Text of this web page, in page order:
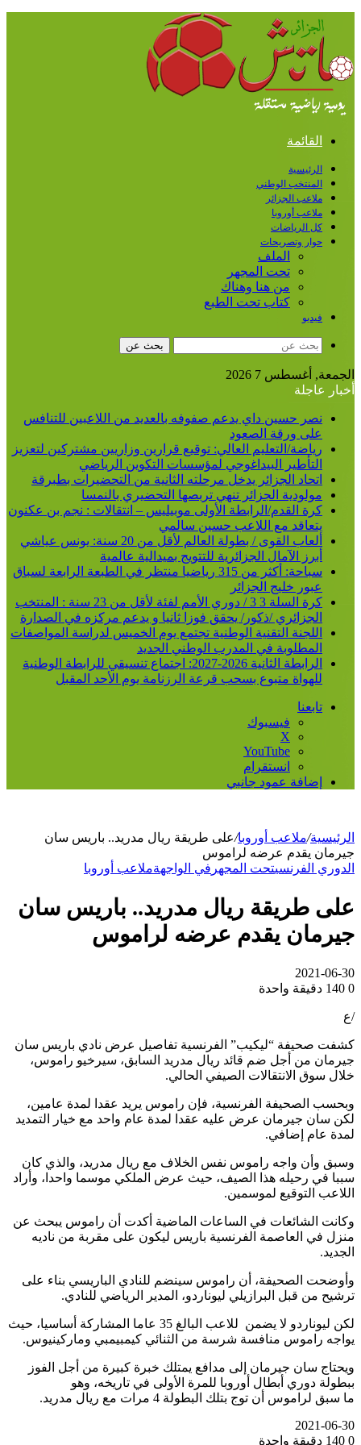
القائمة
الرئيسية
المنتخب الوطني
ملاعب الجزائر
ملاعب أوروبا
كل الرياضات
حوار وتصريحات
الملف
تحت المجهر
من هنا وهناك
كتاب تحت الطبع
فيديو
بحث عن
الجمعة, أغسطس 7 2026
أخبار عاجلة
نصر حسين داي يدعم صفوفه بالعديد من اللاعبين للتنافس
على ورقة الصعود
رياضة/التعليم العالي: توقيع قرارين وزاريين مشتركين لتعزيز
التأطير البيداغوجي لمؤسسات التكوين الرياضي
اتحاد الجزائر يدخل مرحلته الثانية من التحضيرات بطبرقة
مولودية الجزائر تنهي تربصها التحضيري بالنمسا
كرة القدم/الرابطة الأولى موبيليس – انتقالات : نجم بن عكنون
يتعاقد مع اللاعب حسين سالمي
ألعاب القوى / بطولة العالم لأقل من 20 سنة: يونس عياشي
أبرز الآمال الجزائرية للتتويج بميدالية عالمية
سباحة: أكثر من 315 رياضيا منتظر في الطبعة الرابعة لسباق
عبور خليج الجزائر
كرة السلة 3 3 / دوري الأمم لفئة لأقل من 23 سنة : المنتخب
الجزائري /ذكور/ يحقق فوزا ثانيا و يدعم مركزه في الصدارة
اللجنة التقنية الوطنية تجتمع يوم الخميس لدراسة المواصفات
المطلوبة في المدرب الوطني الجديد
الرابطة الثانية 2026-2027: اجتماع تنسيقي للرابطة الوطنية
للهواة متبوع بسحب قرعة الرزنامة يوم الأحد المقبل
تابعنا
فيسبوك
‫X
‫YouTube
انستقرام
إضافة عمود جانبي
الرئيسية/ملاعب أوروبا/على طريقة ريال مدريد.. باريس سان
جيرمان يقدم عرضه لراموس
الدوري الفرنسيتحت المجهر في الواجهةملاعب أوروبا
على طريقة ريال مدريد.. باريس سان
جيرمان يقدم عرضه لراموس
2021-06-30
0
دقيقة واحدة
/ع
كشفت صحيفة “ليكيب” الفرنسية تفاصيل عرض نادي باريس سان
جيرمان من أجل ضم قائد ريال مدريد السابق، سيرخيو راموس،
خلال سوق الانتقالات الصيفي الحالي.
وبحسب الصحيفة الفرنسية، فإن راموس يريد عقدا لمدة عامين،
لكن سان جيرمان عرض عليه عقدا لمدة عام واحد مع خيار التمديد
لمدة عام إضافي.
وسبق وأن واجه راموس نفس الخلاف مع ريال مدريد، والذي كان
سببا في رحيله هذا الصيف، حيث عرض الملكي موسما واحدا، وأراد
اللاعب التوقيع لموسمين.
وكانت الشائعات في الساعات الماضية أكدت أن راموس يبحث عن
منزل في العاصمة الفرنسية باريس ليكون على مقربة من ناديه
الجديد.
وأوضحت الصحيفة، أن راموس سينضم للنادي الباريسي بناء على
ترشيح من قبل البرازيلي ليوناردو، المدير الرياضي للنادي.
لكن ليوناردو لا يضمن للاعب البالغ 35 عاما المشاركة أساسيا، حيث
يواجه راموس منافسة شرسة من الثنائي كيمبيمبي وماركينيوس.
ويحتاج سان جيرمان إلى مدافع يمتلك خبرة كبيرة من أجل الفوز
ببطولة دوري أبطال أوروبا للمرة الأولى في تاريخه، وهو
ما سبق لراموس أن توج بتلك البطولة 4 مرات مع ريال مدريد.
2021-06-30
0
دقيقة واحدة